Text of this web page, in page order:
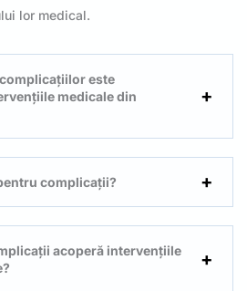
lor medical.
este
medicale din
complicații?
acoperă intervențiile